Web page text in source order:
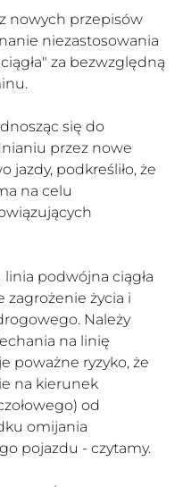
nowych przepisów
niezastosowania
za bezwzględną
się do
przez nowe
jazdy, podkreśliło, że
na celu
podwójna ciągła
życia i
Należy
na linię
poważne ryzyko, że
na kierunek
od
omijania
pojazdu - czytamy.